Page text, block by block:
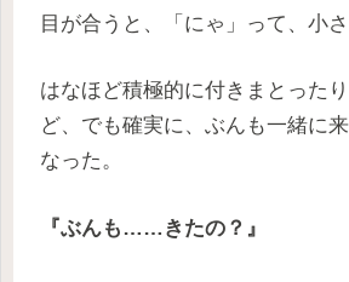
目が合うと、「にゃ」って、小さ
はなほど積極的に付きまとった
ど、でも確実に、ぶんも一緒に
なった。
『ぶんも……きたの？』